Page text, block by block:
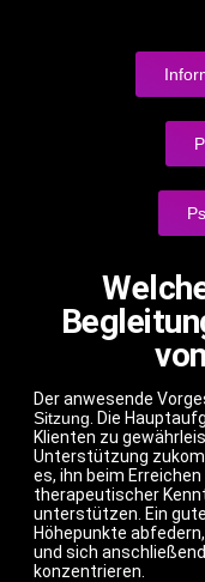
Der anwesende
Sitzung . Die
Klienten zu
Unterstützung
es, ihn beim
therapeutischer
unterstützen. Ein
Höhepunkte
und sich
konzentrieren.